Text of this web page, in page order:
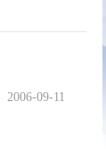
2006-09-11